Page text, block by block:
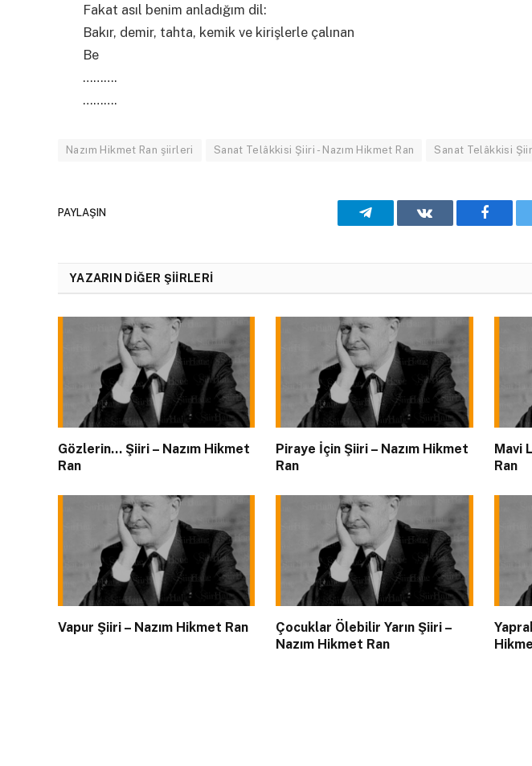
Fakat asıl benim anladığım dil:
Bakır, demir, tahta, kemik ve kirişlerle çalınan
Be
……….
……….
Nazım Hikmet Ran şiirleri Sanat Telâkkisi Şiiri - Nazım Hikmet Ran Sanat Telâkkisi
PAYLAŞIN Telegram VKontakte
YAZARIN DIĞER ŞIIRLERI
Gözlerin… Şiiri – Nazım Hikmet
Ran
Piraye İçin Şiiri – Nazım Hikmet
Ran
Mavi
Ran
Vapur Şiiri – Nazım Hikmet Ran
Çocuklar Ölebilir Yarın Şiiri –
Nazım Hikmet Ran